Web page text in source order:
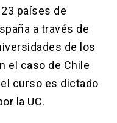
países de
a través de
de los
el caso de Chile
curso es dictado
la UC.